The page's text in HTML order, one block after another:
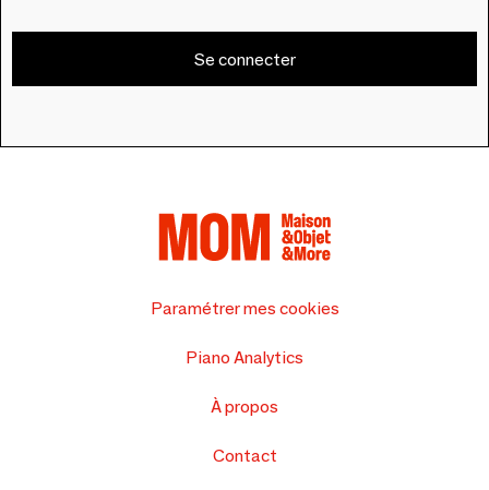
Se connecter
Paramétrer mes cookies
Piano Analytics
À propos
Contact